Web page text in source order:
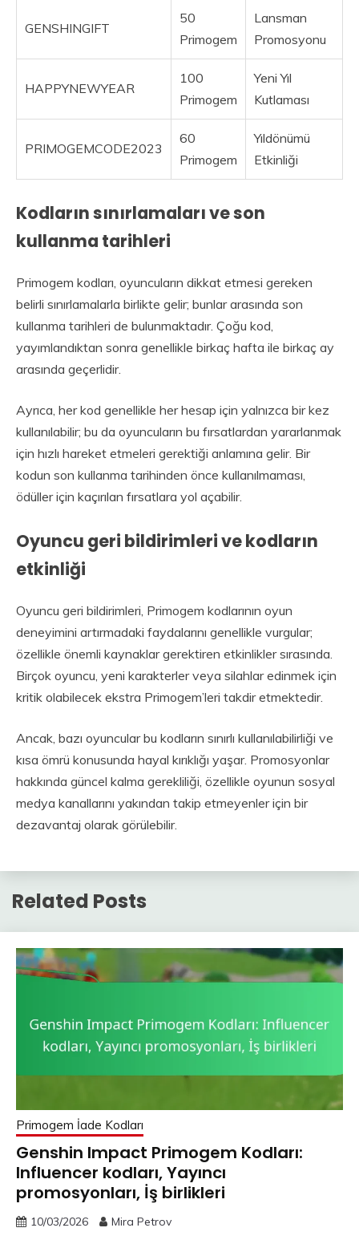
GENSHINGIFT
50
Primogem
Lansman
Promosyonu
HAPPYNEWYEAR
100
Primogem
Yeni Yıl
Kutlaması
PRIMOGEMCODE2023
60
Primogem
Yıldönümü
Etkinliği
Kodların sınırlamaları ve son
kullanma tarihleri
Primogem kodları, oyuncuların dikkat etmesi gereken
belirli sınırlamalarla birlikte gelir; bunlar arasında son
kullanma tarihleri de bulunmaktadır. Çoğu kod,
yayımlandıktan sonra genellikle birkaç hafta ile birkaç ay
arasında geçerlidir.
Ayrıca, her kod genellikle her hesap için yalnızca bir kez
kullanılabilir; bu da oyuncuların bu fırsatlardan yararlanmak
için hızlı hareket etmeleri gerektiği anlamına gelir. Bir
kodun son kullanma tarihinden önce kullanılmaması,
ödüller için kaçırılan fırsatlara yol açabilir.
Oyuncu geri bildirimleri ve kodların
etkinliği
Oyuncu geri bildirimleri, Primogem kodlarının oyun
deneyimini artırmadaki faydalarını genellikle vurgular;
özellikle önemli kaynaklar gerektiren etkinlikler sırasında.
Birçok oyuncu, yeni karakterler veya silahlar edinmek için
kritik olabilecek ekstra Primogem’leri takdir etmektedir.
Ancak, bazı oyuncular bu kodların sınırlı kullanılabilirliği ve
kısa ömrü konusunda hayal kırıklığı yaşar. Promosyonlar
hakkında güncel kalma gerekliliği, özellikle oyunun sosyal
medya kanallarını yakından takip etmeyenler için bir
dezavantaj olarak görülebilir.
Related Posts
Primogem İade Kodları
Genshin Impact Primogem Kodları:
Influencer kodları, Yayıncı
promosyonları, İş birlikleri
10/03/2026 Mira Petrov